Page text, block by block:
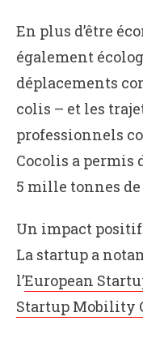
En plus d’être
également
déplacements
colis – et les
professionnels
Cocolis a permis
5 mille tonnes de
Un impact
La startup a
l’European
Startup Mobility